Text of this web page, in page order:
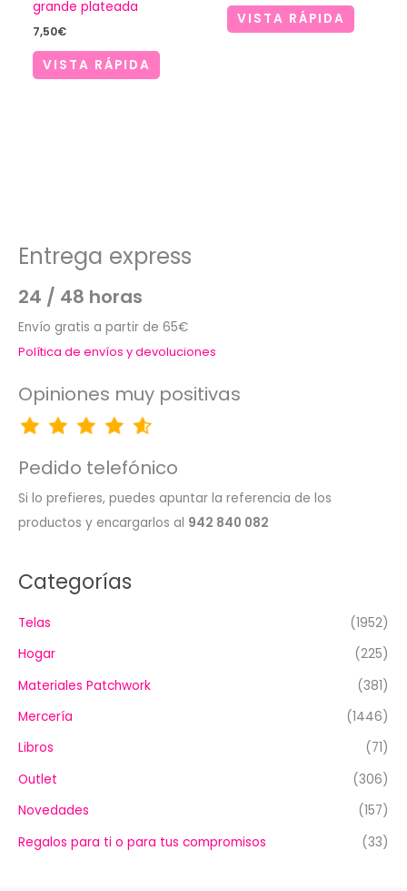
grande plateada
7,50€
VISTA RÁPIDA
VISTA RÁPIDA
Entrega express
24 / 48 horas
Envío gratis a partir de 65€
Política de envíos y devoluciones
Opiniones muy positivas
Pedido telefónico
Si lo prefieres, puedes apuntar la referencia de los
productos y encargarlos al 942 840 082
Categorías
Telas
(1952)
Hogar
(225)
Materiales Patchwork
(381)
Mercería
(1446)
Libros
(71)
Outlet
(306)
Novedades
(157)
Regalos para ti o para tus compromisos
(33)